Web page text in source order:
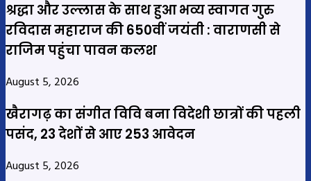
श्रद्धा और उल्लास के साथ हुआ भव्य स्वागत गुरु
रविदास महाराज की 650वीं जयंती : वाराणसी से
राजिम पहुंचा पावन कलश
August 5, 2026
खैरागढ़ का संगीत विवि बना विदेशी छात्रों की पहली
पसंद, 23 देशों से आए 253 आवेदन
August 5, 2026